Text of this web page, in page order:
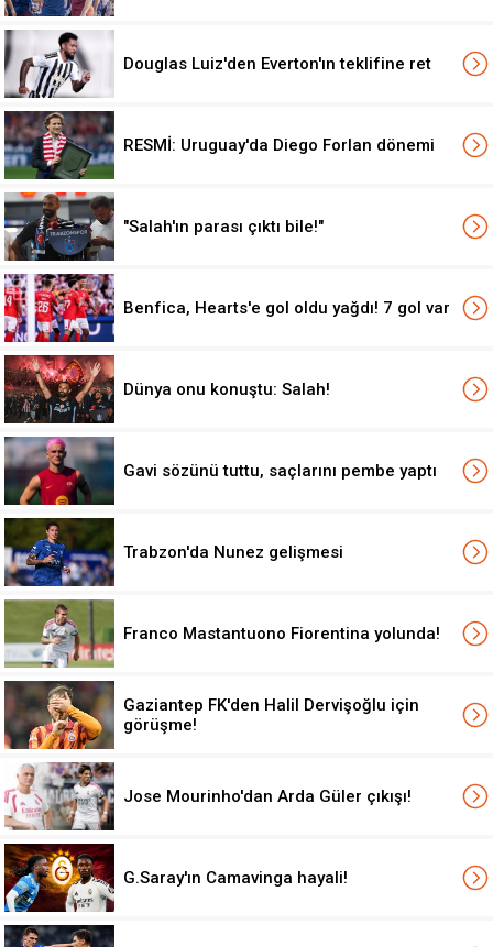
Douglas Luiz'den Everton'ın teklifine ret
RESMİ: Uruguay'da Diego Forlan dönemi
"Salah'ın parası çıktı bile!"
Benfica, Hearts'e gol oldu yağdı! 7 gol var
Dünya onu konuştu: Salah!
Gavi sözünü tuttu, saçlarını pembe yaptı
Trabzon'da Nunez gelişmesi
Franco Mastantuono Fiorentina yolunda!
Gaziantep FK'den Halil Dervişoğlu için
görüşme!
Jose Mourinho'dan Arda Güler çıkışı!
G.Saray'ın Camavinga hayali!